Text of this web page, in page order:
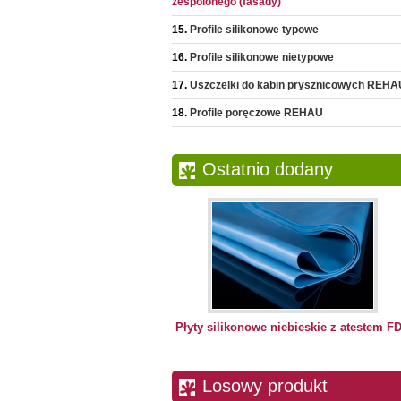
Profile silikonowe typowe
Profile silikonowe nietypowe
Uszczelki do kabin prysznicowych
Profile poręczowe REHAU
Ostatnio dodany
Płyty silikonowe niebieskie z atestem
Losowy produkt